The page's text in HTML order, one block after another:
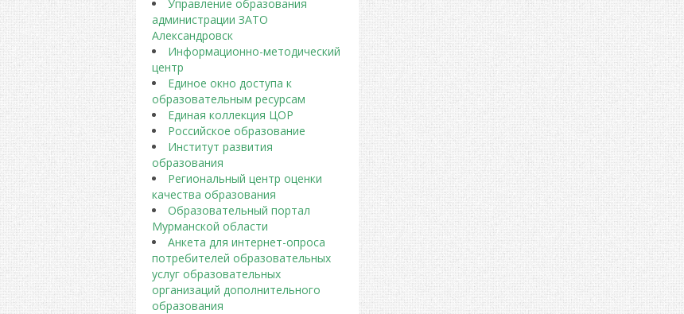
Управление образования
администрации ЗАТО
Александровск
Информационно-методический
центр
Единое окно доступа к
образовательным ресурсам
Единая коллекция ЦОР
Российское образование
Институт развития
образования
Региональный центр оценки
качества образования
Образовательный портал
Мурманской области
Анкета для интернет-опроса
потребителей образовательных
услуг образовательных
организаций дополнительного
образования